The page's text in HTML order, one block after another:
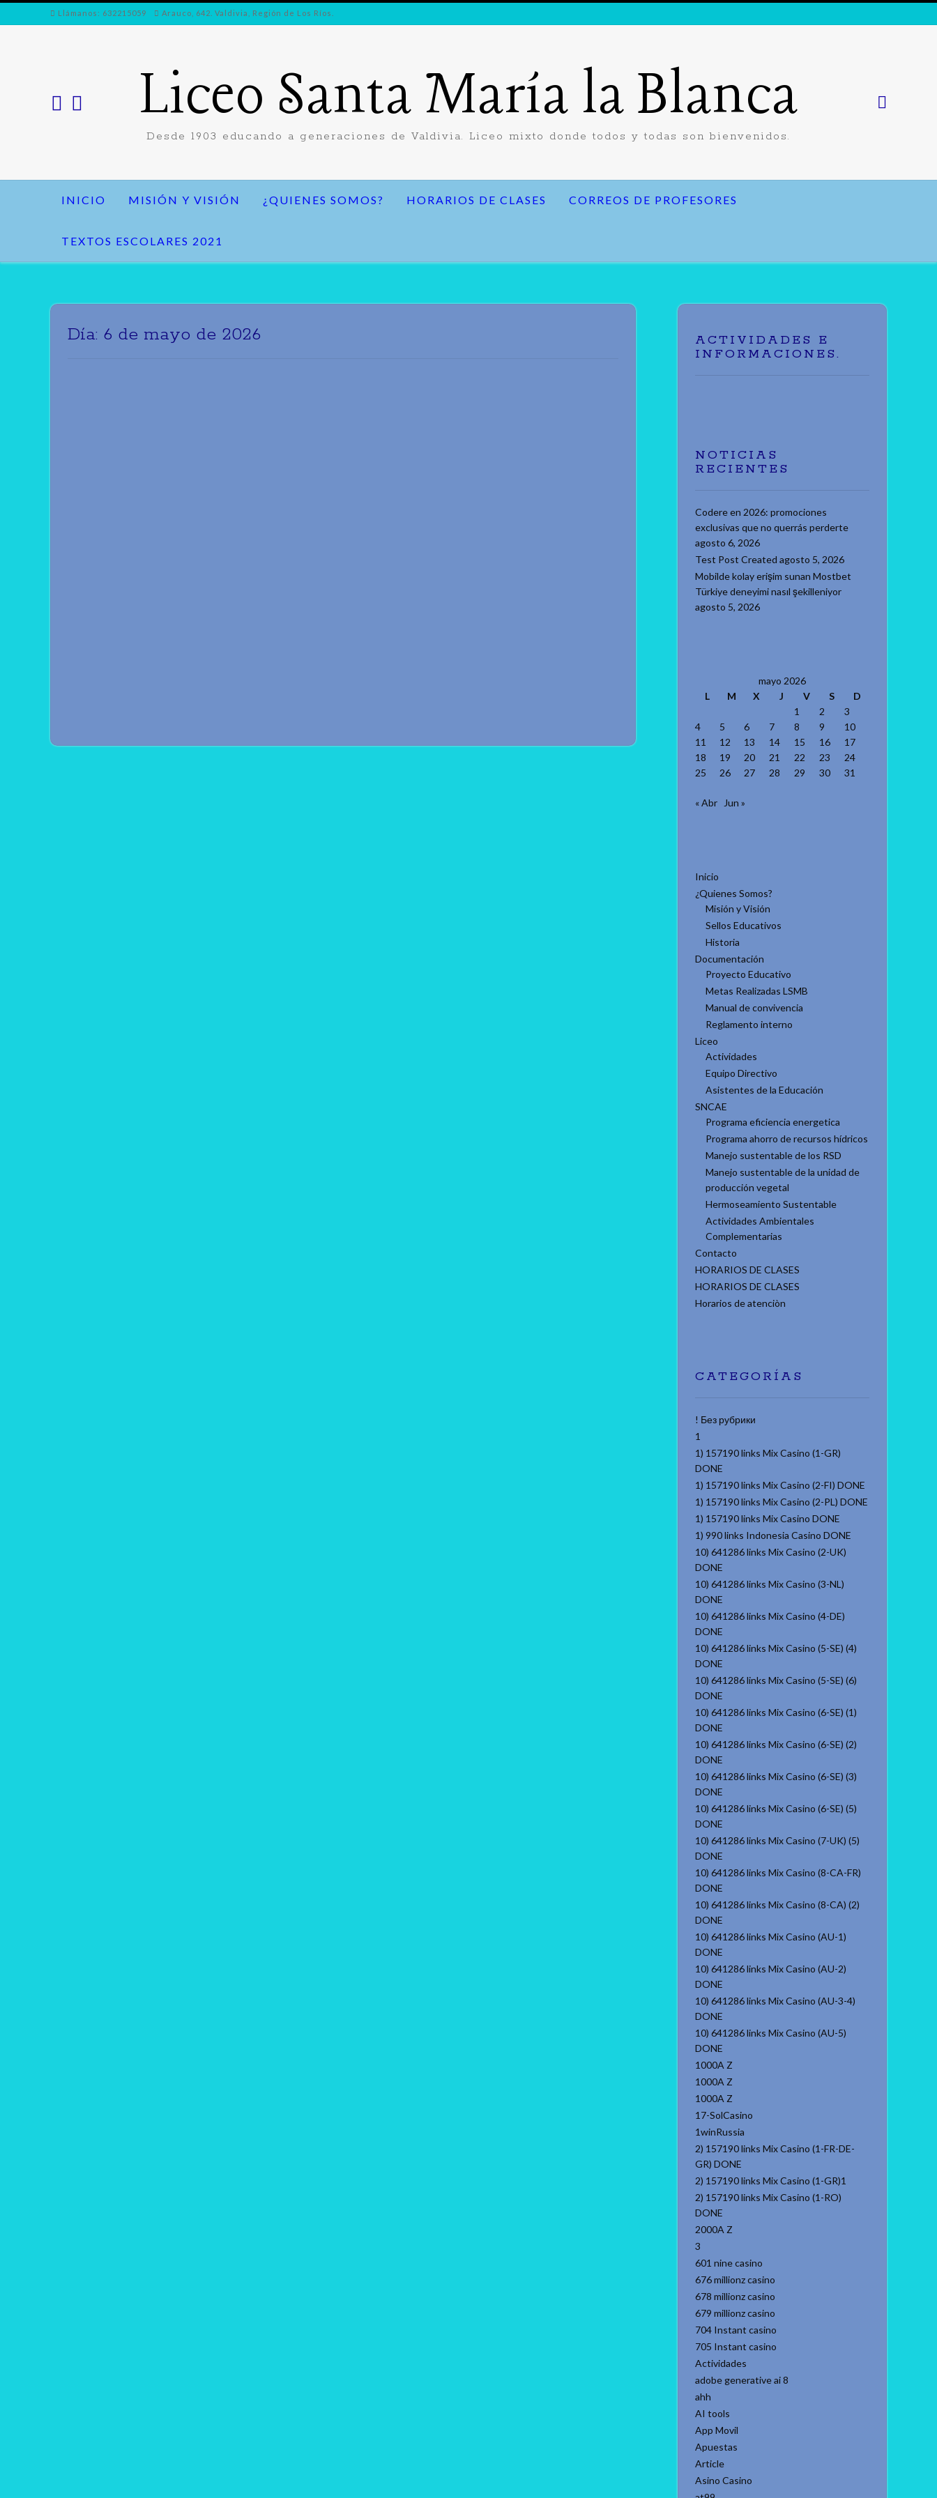
Ir
Llámanos: 632215059 Arauco, 642. Valdivia, Región de Los Ríos.
Liceo Santa María la Blanca
Desde 1903 educando a generaciones de Valdivia. Liceo mixto donde todos y todas son bienvenidos.
INICIO MISIÓN Y VISIÓN ¿QUIENES SOMOS? HORARIOS DE CLASES CORREOS DE PROFESORES
TEXTOS ESCOLARES 2021
Día: 6 de mayo de 2026
ACTIVIDADES E
INFORMACIONES.
NOTICIAS
RECIENTES
Codere en 2026: promociones
exclusivas que no querrás perderte
agosto 6, 2026
Test Post Created agosto 5, 2026
Mobilde kolay erişim sunan Mostbet
Türkiye deneyimi nasıl şekilleniyor
agosto 5, 2026
mayo 2026
L
M X J V S
D
1
2
3
4
5 6 7 8 9
10
11
12 13 14 15 16
17
18
19 20 21 22 23
24
25
26 27 28 29 30 31
« Abr Jun »
Inicio
¿Quienes Somos?
Misión y Visión
Sellos Educativos
Historia
Documentación
Proyecto Educativo
Metas Realizadas LSMB
Manual de convivencia
Reglamento interno
Liceo
Actividades
Equipo Directivo
Asistentes de la Educación
SNCAE
Programa eficiencia energetica
Programa ahorro de recursos hídricos
Manejo sustentable de los RSD
Manejo sustentable de la unidad de
producción vegetal
Hermoseamiento Sustentable
Actividades Ambientales
Complementarias
Contacto
HORARIOS DE CLASES
HORARIOS DE CLASES
Horarios de atenciòn
CATEGORÍAS
! Без рубрики
1
1) 157190 links Mix Casino (1-GR)
DONE
1) 157190 links Mix Casino (2-FI) DONE
1) 157190 links Mix Casino (2-PL) DONE
1) 157190 links Mix Casino DONE
1) 990 links Indonesia Casino DONE
10) 641286 links Mix Casino (2-UK)
DONE
10) 641286 links Mix Casino (3-NL)
DONE
10) 641286 links Mix Casino (4-DE)
DONE
10) 641286 links Mix Casino (5-SE) (4)
DONE
10) 641286 links Mix Casino (5-SE) (6)
DONE
10) 641286 links Mix Casino (6-SE) (1)
DONE
10) 641286 links Mix Casino (6-SE) (2)
DONE
10) 641286 links Mix Casino (6-SE) (3)
DONE
10) 641286 links Mix Casino (6-SE) (5)
DONE
10) 641286 links Mix Casino (7-UK) (5)
DONE
10) 641286 links Mix Casino (8-CA-FR)
DONE
10) 641286 links Mix Casino (8-CA) (2)
DONE
10) 641286 links Mix Casino (AU-1)
DONE
10) 641286 links Mix Casino (AU-2)
DONE
10) 641286 links Mix Casino (AU-3-4)
DONE
10) 641286 links Mix Casino (AU-5)
DONE
1000A Z
1000A Z
1000A Z
17-SolCasino
1winRussia
2) 157190 links Mix Casino (1-FR-DE-
GR) DONE
2) 157190 links Mix Casino (1-GR)1
2) 157190 links Mix Casino (1-RO)
DONE
2000A Z
3
601 nine casino
676 millionz casino
678 millionz casino
679 millionz casino
704 Instant casino
705 Instant casino
Actividades
adobe generative ai 8
ahh
AI tools
App Movil
Apuestas
Article
Asino Casino